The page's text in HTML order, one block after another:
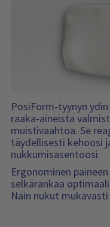
PosiForm-tyynyn
raaka-aineista
muistivaahtoa. Se
täydellisesti kehoosi
nukkumisasentoosi.
Ergonominen
selkärankaa
Näin nukut